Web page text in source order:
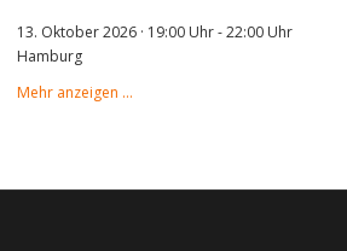
13. Oktober 2026 · 19:00 Uhr-22:00 Uhr
Hamburg
Mehr anzeigen …